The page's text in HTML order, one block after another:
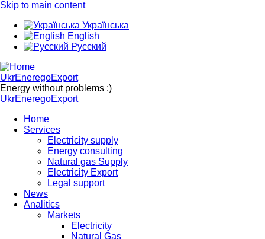
Skip to main content
Українська
English
Русский
UkrEneregoExport
Energy without problems :)
UkrEneregoExport
Home
Services
Electricity supply
Energy consulting
Natural gas Supply
Electricity Export
Legal support
News
Analitics
Markets
Electricity
Natural Gas